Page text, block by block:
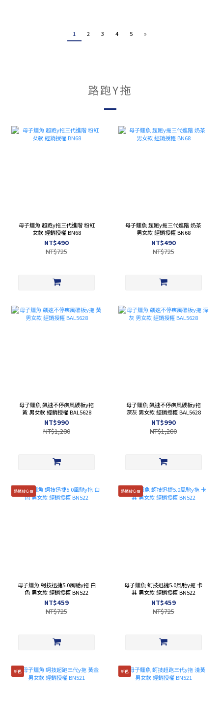
1 2 3 4 5 »
路跑Y拖
母子鱷魚 超跑y拖三代進階 粉紅
女款 經銷授權 BN68
NT$490
NT$725
母子鱷魚 超跑y拖三代進階 奶茶
男女款 經銷授權 BN68
NT$490
NT$725
母子鱷魚 飆速不停疾風碳板y拖
黃 男女款 經銷授權 BAL5628
NT$990
NT$1,280
母子鱷魚 飆速不停疾風碳板y拖
深灰 男女款 經銷授權 BAL5628
NT$990
NT$1,280
熱銷放心買
母子鱷魚 蚵技迅捷5.0風馳y拖 白
色 男女款 經銷授權 BN522
NT$459
NT$725
熱銷放心買
母子鱷魚 蚵技迅捷5.0風馳y拖 卡
其 男女款 經銷授權 BN522
NT$459
NT$725
新色 新色